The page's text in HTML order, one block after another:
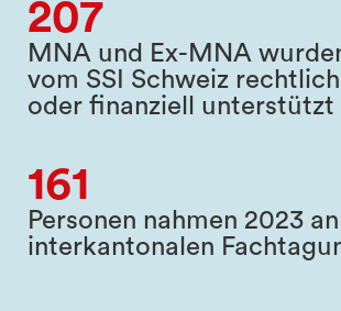
207
MNA und Ex-MNA
vom SSI Schweiz
oder finanziell unterstützt
161
Personen nahmen 2023
interkantonalen